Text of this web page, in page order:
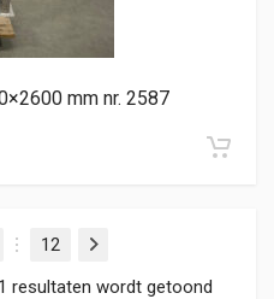
mm nr. 2587
…
12
Volgende
resultaten wordt getoond